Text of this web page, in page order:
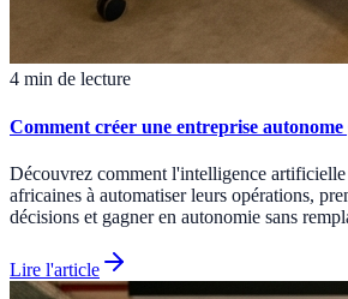
4 min de lecture
Comment créer une entreprise
Découvrez comment l'intelligence artificielle
africaines à automatiser leurs opérations,
décisions et gagner en autonomie sans
Lire l'article